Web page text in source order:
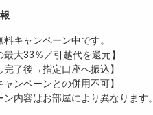
料キャンペーン中です。
最大33％／引越代を還元】
完了後→指定口座へ振込】
ャンペーンとの併用不可】
内容はお部屋により異なります。